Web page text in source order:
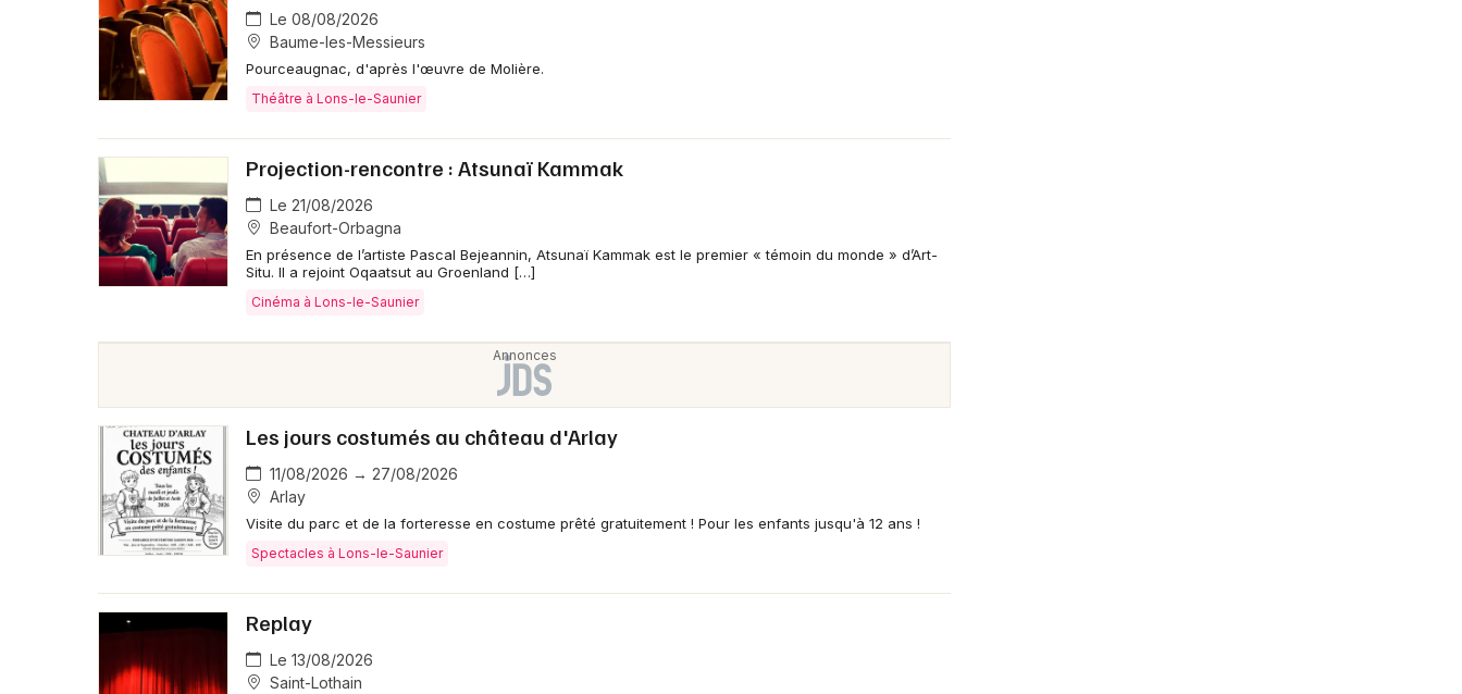
Le 08/08/2026
Baume-les-Messieurs
Pourceaugnac, d'après l'œuvre de Molière.
Théâtre à Lons-le-Saunier
Projection-rencontre : Atsunaï Kammak
Le 21/08/2026
Beaufort-Orbagna
En présence de l’artiste Pascal Bejeannin, Atsunaï Kammak est le premier « témoin du monde » d’Art-
Situ. Il a rejoint Oqaatsut au Groenland […]
Cinéma à Lons-le-Saunier
Les jours costumés au château d'Arlay
11/08/2026 → 27/08/2026
Arlay
Visite du parc et de la forteresse en costume prêté gratuitement ! Pour les enfants jusqu'à 12 ans !
Spectacles à Lons-le-Saunier
Replay
Le 13/08/2026
Saint-Lothain